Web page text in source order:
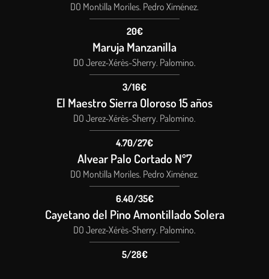
DO Montilla Moriles. Pedro Ximénez.
20€
Maruja Manzanilla
DO Jerez-Xérès-Sherry. Palomino.
3/16€
El Maestro Sierra Oloroso 15 años
DO Jerez-Xérès-Sherry. Palomino.
4.70/27€
Alvear Palo Cortado Nº7
DO Montilla Moriles. Pedro Ximénez.
6.40/35€
Cayetano del Pino Amontillado Solera
DO Jerez-Xérès-Sherry. Palomino.
5/28€